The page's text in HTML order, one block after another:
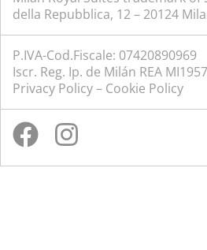
della Repubblica, 12 – 20124
P.IVA-Cod.Fiscale: 07420890969
Iscr. Reg. Ip. de Milán REA
Privacy Policy– Cookie Policy